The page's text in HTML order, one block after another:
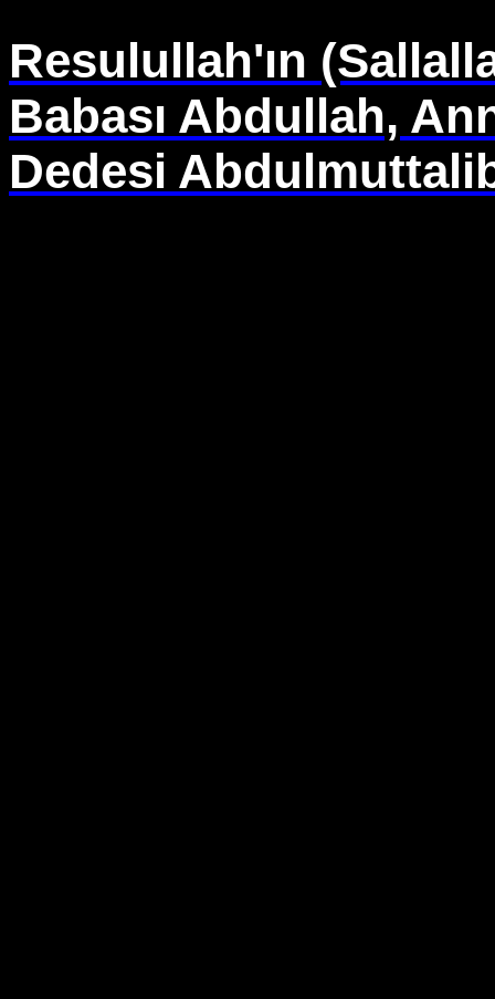
Resulullah'ın
Babası Abdullah,
Dedesi